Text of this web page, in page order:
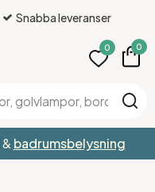
Snabba leveranser
0 0
& badrumsbelysning